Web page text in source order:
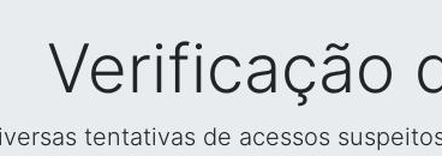
Verificação
tentativas de acessos